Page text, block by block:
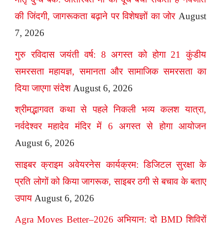
की जिंदगी, जागरूकता बढ़ाने पर विशेषज्ञों का जोर August
7, 2026
गुरु रविदास जयंती वर्ष: 8 अगस्त को होगा 21 कुंडीय
समरसता महायज्ञ, समानता और सामाजिक समरसता का
दिया जाएगा संदेश August 6, 2026
श्रीमद्भागवत कथा से पहले निकली भव्य कलश यात्रा,
नर्वदेश्वर महादेव मंदिर में 6 अगस्त से होगा आयोजन
August 6, 2026
साइबर क्राइम अवेयरनेस कार्यक्रम: डिजिटल सुरक्षा के
प्रति लोगों को किया जागरूक, साइबर ठगी से बचाव के बताए
उपाय August 6, 2026
Agra Moves Better–2026 अभियान: दो BMD शिविरों